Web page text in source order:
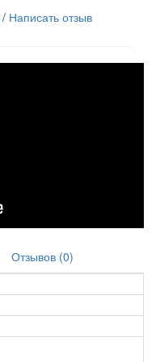
/ Написать отзыв
Отзывов (0)